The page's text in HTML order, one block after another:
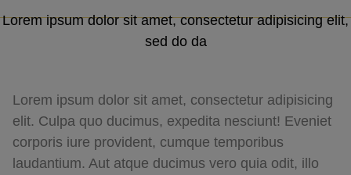
Lorem ipsum dolor sit amet, consectetur adipisicing elit,
sed do da
Lorem ipsum dolor sit amet, consectetur adipisicing
elit. Culpa quo ducimus, expedita nesciunt! Eveniet
corporis iure provident, cumque temporibus
laudantium. Aut atque ducimus vero quia odit, illo